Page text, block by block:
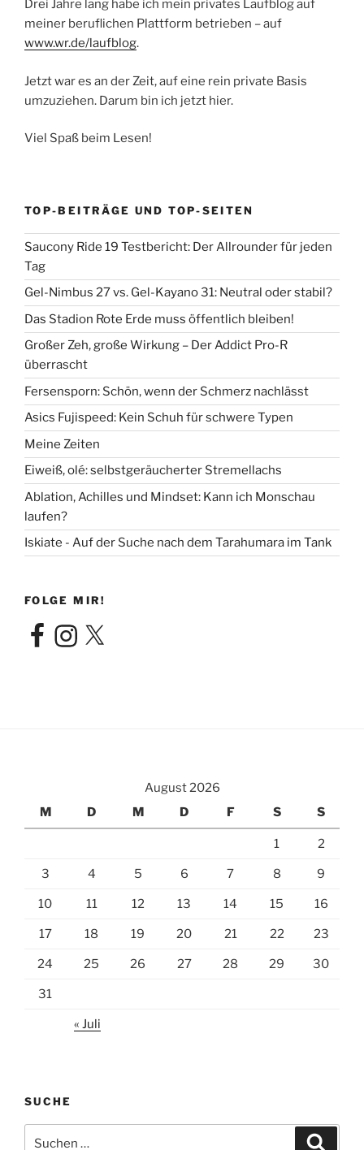
Drei Jahre lang habe ich mein privates Laufblog auf
meiner beruflichen Plattform betrieben – auf
www.wr.de/laufblog.
Jetzt war es an der Zeit, auf eine rein private Basis
umzuziehen. Darum bin ich jetzt hier.
Viel Spaß beim Lesen!
TOP-BEITRÄGE UND TOP-SEITEN
Saucony Ride 19 Testbericht: Der Allrounder für jeden
Tag
Gel-Nimbus 27 vs. Gel-Kayano 31: Neutral oder stabil?
Das Stadion Rote Erde muss öffentlich bleiben!
Großer Zeh, große Wirkung – Der Addict Pro-R
überrascht
Fersensporn: Schön, wenn der Schmerz nachlässt
Asics Fujispeed: Kein Schuh für schwere Typen
Meine Zeiten
Eiweiß, olé: selbstgeräucherter Stremellachs
Ablation, Achilles und Mindset: Kann ich Monschau
laufen?
Iskiate - Auf der Suche nach dem Tarahumara im Tank
FOLGE MIR!
FacebookInstagram
X
August 2026
M
D M D F S S
1 2
3 4 5 6 7 8 9
10 11 12 13 14 15 16
17 18 19 20 21 22 23
24 25 26 27 28 29 30
31
« Juli
SUCHE